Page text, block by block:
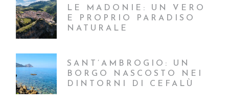
LE MADONIE: UN VERO
E PROPRIO PARADISO
NATURALE
SANT’AMBROGIO: UN
BORGO NASCOSTO NEI
DINTORNI DI CEFALÙ